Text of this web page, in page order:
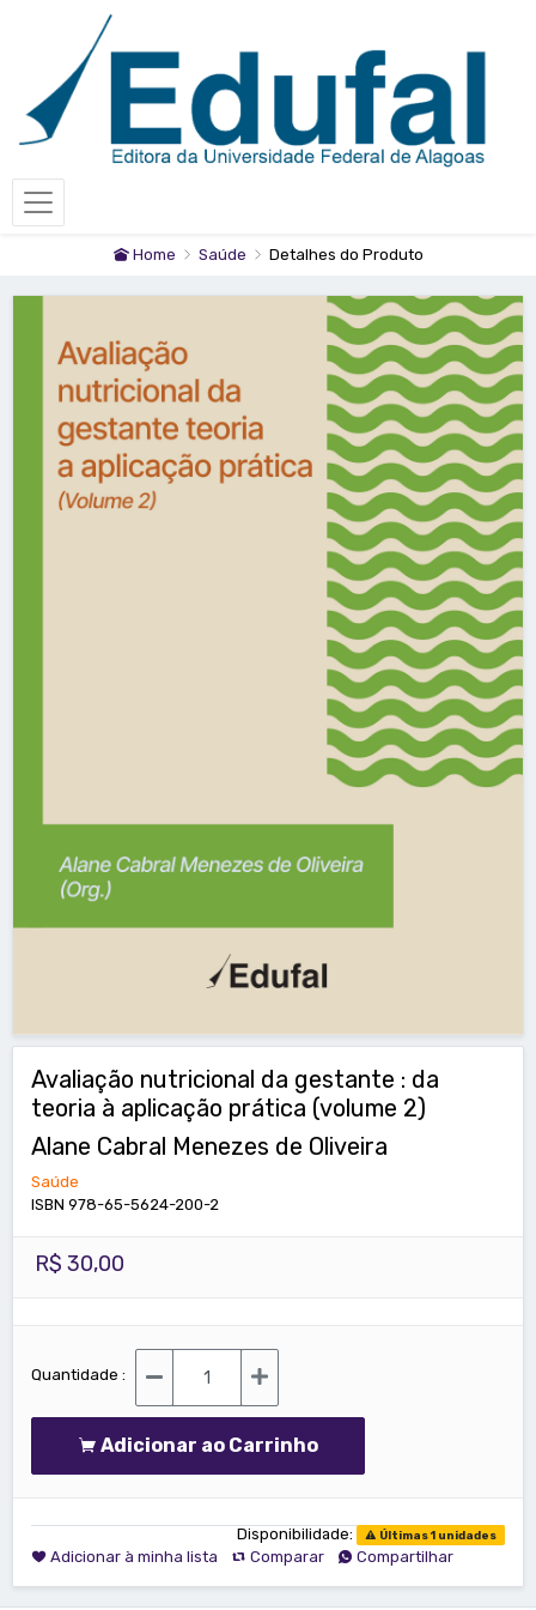
Home Saúde Detalhes do Produto
Avaliação nutricional da gestante : da
teoria à aplicação prática (volume 2)
Alane Cabral Menezes de Oliveira
Saúde
ISBN 978-65-5624-200-2
R$ 30,00
Quantidade :
Adicionar ao Carrinho
Disponibilidade: Últimas 1 unidades
Adicionar à minha lista Comparar Compartilhar